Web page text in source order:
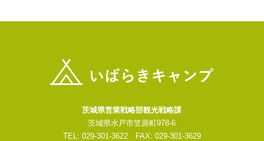
茨城県営業戦略部観光戦略課
茨城県水戸市笠原町978-6
TEL: 029-301-3622 FAX: 029-301-3629